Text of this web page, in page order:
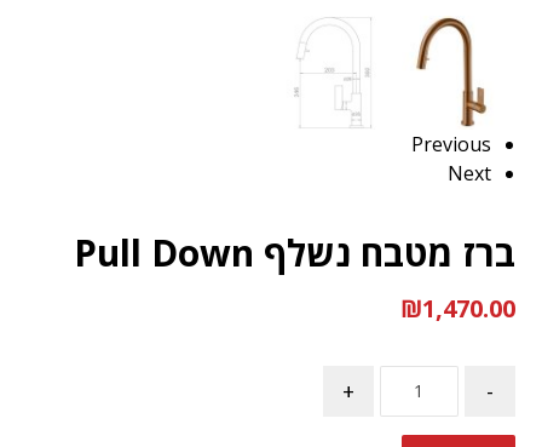
Previous
Next
ברז מטבח נשלף Pull Down
₪1,470.00
-
+